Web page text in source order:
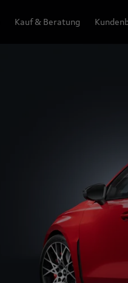
Kauf & Beratung